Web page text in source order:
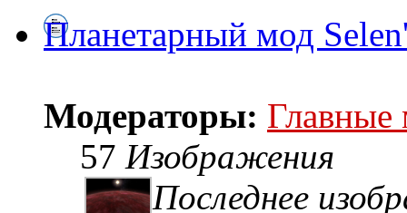
Планетарный мод
Модераторы: Главные
57 Изображения
Последнее